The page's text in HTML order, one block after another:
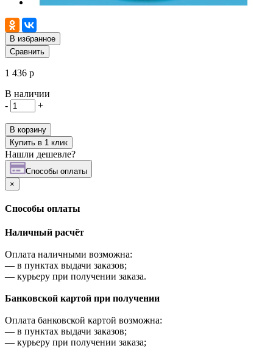
В избранное
Сравнить
1 436 р
В наличии
-
+
В корзину
Купить в 1 клик
Нашли дешевле?
Cпособы оплаты
×
Cпособы оплаты
Наличный расчёт
Оплата наличными возможна:
— в пунктах выдачи заказов;
— курьеру при получении заказа.
Банковской картой при получении
Оплата банковской картой возможна:
— в пунктах выдачи заказов;
— курьеру при получении заказа;